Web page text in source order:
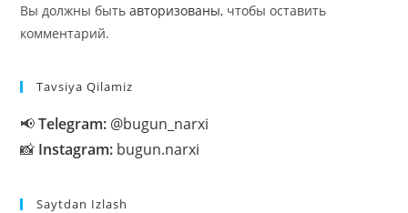
Вы должны бытьавторизованы, чтобы оставить
комментарий.
Tavsiya Qilamiz
📢Telegram: @bugun_narxi
📸 Instagram: bugun.narxi
Saytdan Izlash